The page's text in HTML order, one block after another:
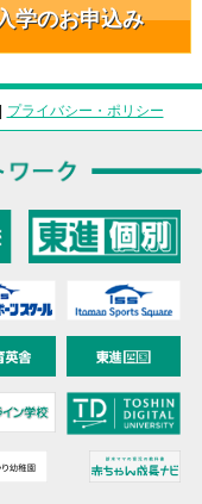
学のお申込み
プライバシー・ポリシー